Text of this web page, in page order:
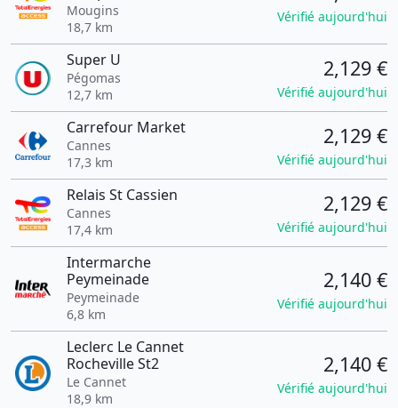
Mougins
18,7 km
Vérifié aujourd'hui
Super U
Pégomas
12,7 km
2,129 €
Vérifié aujourd'hui
Carrefour Market
Cannes
17,3 km
2,129 €
Vérifié aujourd'hui
Relais St Cassien
Cannes
17,4 km
2,129 €
Vérifié aujourd'hui
Intermarche
Peymeinade
Peymeinade
6,8 km
2,140 €
Vérifié aujourd'hui
Leclerc Le Cannet
Rocheville St2
Le Cannet
18,9 km
2,140 €
Vérifié aujourd'hui